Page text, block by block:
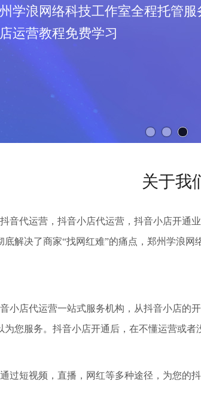
学浪网络科技工作室全程托管
运营教程免费学习
关于我
音代运营，抖音小店代运营，抖音小店开通
解决了商家“找网红难”的痛点， 郑州学浪网
小店代运营一站式服务机构，从抖音小店的
您服务。抖音小店开通后，在不懂运营或者
短视频，直播，网红等多种途径，为您的